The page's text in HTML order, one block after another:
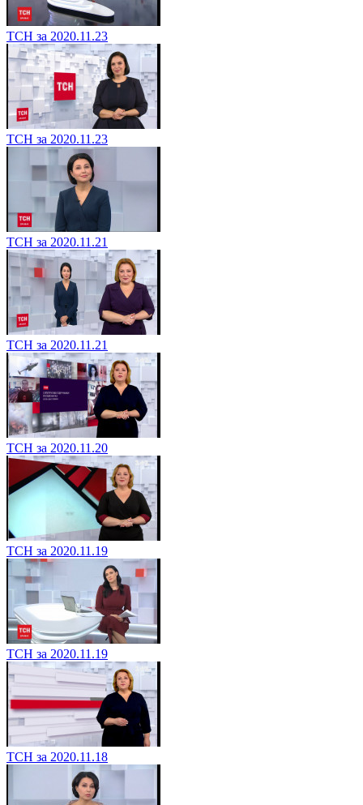
ТСН за 2020.11.23
ТСН за 2020.11.23
ТСН за 2020.11.21
ТСН за 2020.11.21
ТСН за 2020.11.20
ТСН за 2020.11.19
ТСН за 2020.11.19
ТСН за 2020.11.18